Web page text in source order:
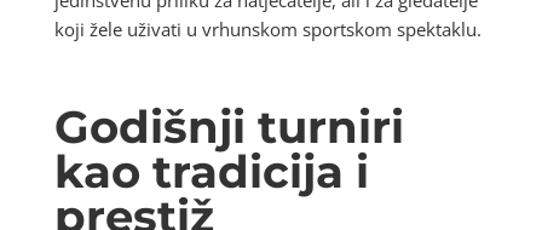
koji žele uživati u vrhunskom sportskom spektaklu.
Godišnji turniri
kao tradicija i
prestiž